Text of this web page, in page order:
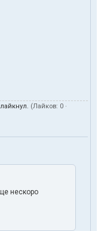
(Лайков: 0 ·
нескоро